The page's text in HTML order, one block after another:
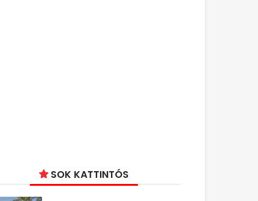
SOK KATTINTÓS